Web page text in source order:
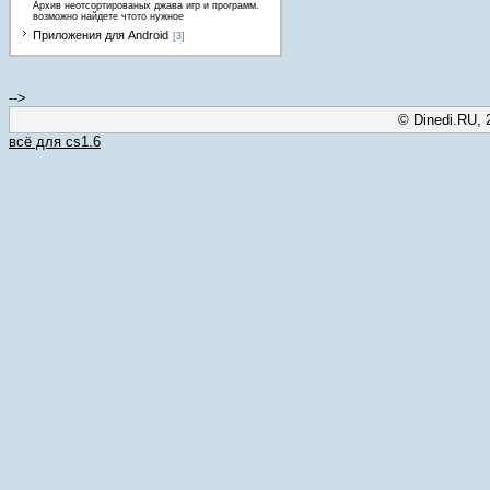
Архив неотсортированых джава игр и программ.
возможно найдете чтото нужное
Приложения для Android [3]
-->
© Dinedi.RU,
всё для cs1.6